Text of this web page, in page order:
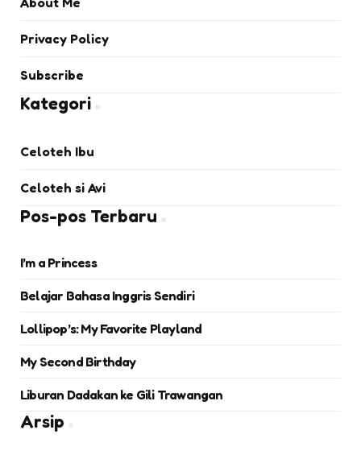
Privacy Policy
Subscribe
Kategori
Celoteh Ibu
Celoteh si Avi
Pos-pos Terbaru
I’m a Princess
Belajar Bahasa Inggris Sendiri
Lollipop’s: My Favorite Playland
My Second Birthday
Liburan Dadakan ke Gili Trawangan
Arsip